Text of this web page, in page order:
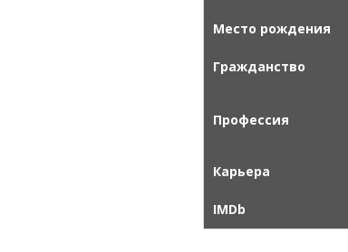
Место рождения
Гражданство
Профессия
Карьера
IMDb